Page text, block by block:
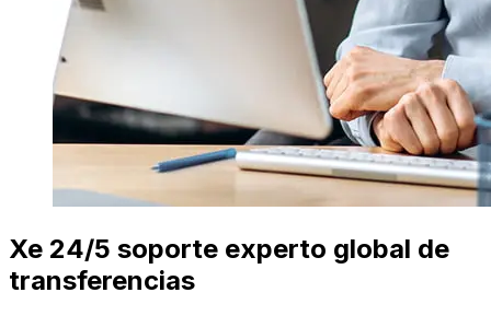
Xe 24/5 soporte experto global de
transferencias